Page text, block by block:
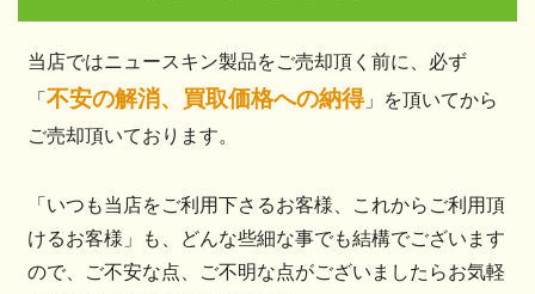
当店ではニュースキン製品をご売却頂く前に、必ず
「不安の解消、買取価格への納得」を頂いてから
ご売却頂いております。
「いつも当店をご利用下さるお客様、これからご利用頂
けるお客様」も、どんな些細な事でも結構でございます
ので、ご不安な点、ご不明な点がございましたらお気軽